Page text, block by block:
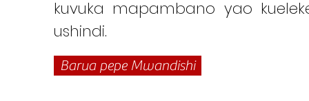
kuvuka mapambano yao
ushindi.
Barua pepe Mwandishi